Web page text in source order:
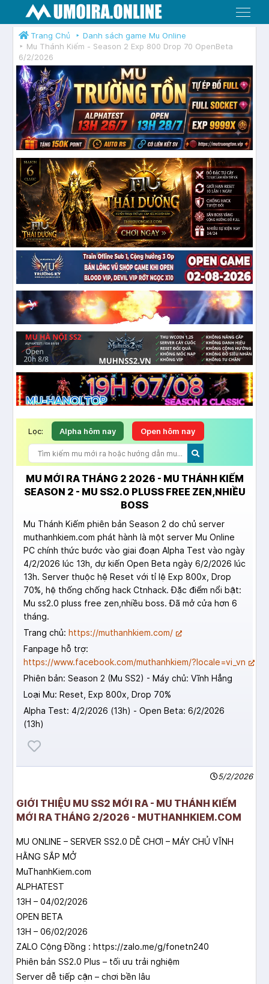
Menu
Trang Chủ
Danh sách game Mu Online
Mu Thánh Kiếm - Season 2 Exp 800 Drop 70 OpenBeta
6/2/2026
Lọc: Alpha hôm nay Open hôm nay
MU MỚI RA THÁNG 2 2026 - MU THÁNH KIẾM
SEASON 2 - MU SS2.0 PLUSS FREE ZEN,NHIỀU
BOSS
Mu Thánh Kiếm phiên bản Season 2 do chủ server
muthanhkiem.com phát hành là một server Mu Online
PC chính thức bước vào giai đoạn Alpha Test vào ngày
4/2/2026 lúc 13h, dự kiến Open Beta ngày 6/2/2026 lúc
13h. Server thuộc hệ Reset với tỉ lệ Exp 800x, Drop
70%, hệ thống chống hack Ctnhack. Đặc điểm nổi bật:
Mu ss2.0 pluss free zen,nhiều boss. Đã mở cửa hơn 6
tháng.
Trang chủ: https://muthanhkiem.com/
Fanpage hỗ trợ:
https://www.facebook.com/muthanhkiem/?locale=vi_vn
Phiên bản: Season 2 (Mu SS2) - Máy chủ: Vĩnh Hẳng
Loại Mu: Reset, Exp 800x, Drop 70%
Alpha Test: 4/2/2026 (13h) - Open Beta: 6/2/2026
(13h)
5/2/2026
GIỚI THIỆU MU SS2 MỚI RA - MU THÁNH KIẾM
MỚI RA THÁNG 2/2026 - MUTHANHKIEM.COM
MU ONLINE – SERVER SS2.0 DỄ CHƠI – MÁY CHỦ VĨNH
HẰNG SẮP MỞ
MuThanhKiem.com
ALPHATEST
13H – 04/02/2026
OPEN BETA
13H – 06/02/2026
ZALO Cộng Đồng : https://zalo.me/g/fonetn240
Phiên bản SS2.0 Plus – tối ưu trải nghiệm
Server dễ tiếp cận – chơi bền lâu